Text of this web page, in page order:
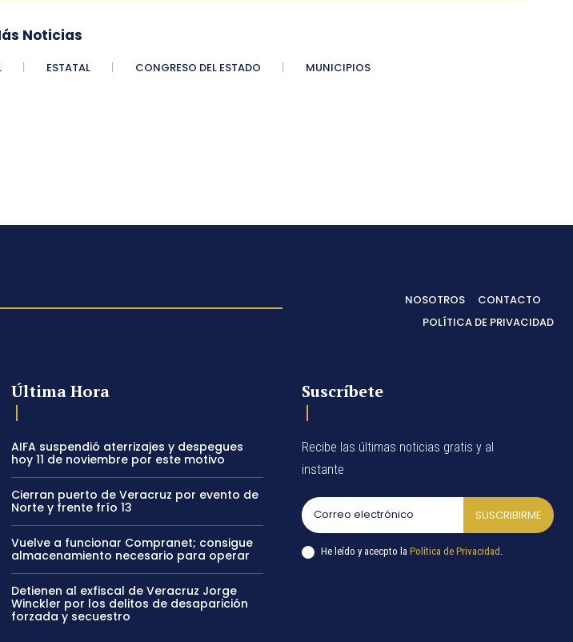
Noticias
ESTATAL CONGRESO DEL ESTADO MUNICIPIOS
NOSOTROS
CONTACTO
POLÍTICA DE PRIVACIDAD
Última Hora
AIFA suspendió aterrizajes y despegues
hoy 11 de noviembre por este motivo
Cierran puerto de Veracruz por evento de
Norte y frente frío 13
Vuelve a funcionar Compranet; consigue
almacenamiento necesario para operar
Detienen al exfiscal de Veracruz Jorge
Winckler por los delitos de desaparición
forzada y secuestro
Suscríbete
Recibe las últimas noticias gratis y al
instante
SUSCRIBIRME
He leído y acecpto laPolítica de Privacidad .